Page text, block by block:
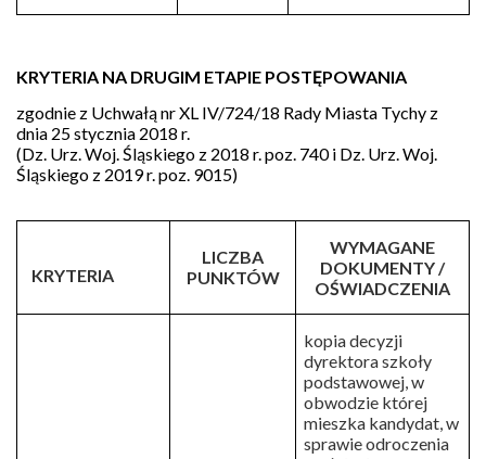
KRYTERIA NA DRUGIM ETAPIE POSTĘPOWANIA
zgodnie z Uchwałą nr XL IV/724/18 Rady Miasta Tychy z
dnia 25 stycznia 2018 r.
(Dz. Urz. Woj. Śląskiego z 2018 r. poz. 740 i Dz. Urz. Woj.
Śląskiego z 2019 r. poz. 9015)
KRYTERIA
LICZBA
PUNKTÓW
WYMAGANE
DOKUMENTY /
OŚWIADCZENIA
kopia decyzji
dyrektora szkoły
podstawowej, w
obwodzie której
mieszka kandydat, w
sprawie odroczenia